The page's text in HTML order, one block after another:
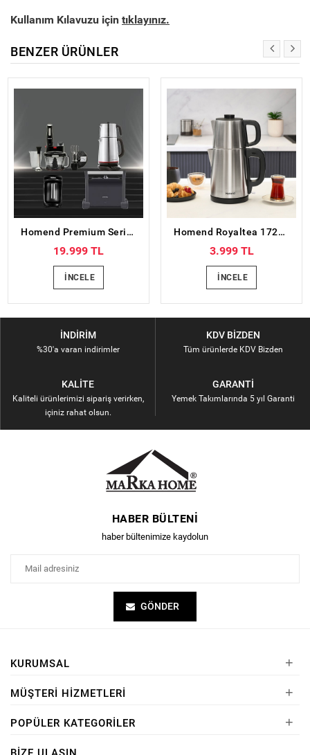
Kullanım Kılavuzu için tıklayınız.
BENZER ÜRÜNLER
Homend Premium Serisi Siyah
19.999 TL
İNCELE
Homend Royaltea 1728H Çelik Çay Makinesi Inox
3.999 TL
İNCELE
İNDIRIM
%30'a varan indirimler
KDV BIZDEN
Tüm ürünlerde KDV Bizden
KALITE
Kaliteli ürünlerimizi sipariş verirken,
içiniz rahat olsun.
GARANTI
Yemek Takımlarında 5 yıl Garanti
HABER BÜLTENI
haber bültenimize kaydolun
GÖNDER
KURUMSAL +
MÜŞTERI HIZMETLERI +
POPÜLER KATEGORILER +